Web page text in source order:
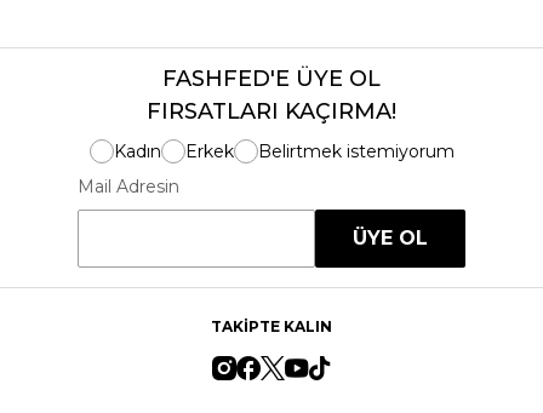
FASHFED'E ÜYE OL
FIRSATLARI KAÇIRMA!
Kadın Erkek
Belirtmek istemiyorum
Mail Adresin
ÜYE OL
TAKİPTE KALIN